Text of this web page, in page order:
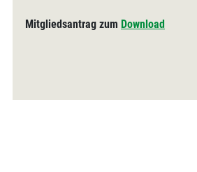
Mitgliedsantrag zum Download